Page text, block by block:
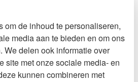
om de inhoud te personaliseren,
media aan te bieden en om ons
We delen ook informatie over
site met onze sociale media- en
kunnen combineren met